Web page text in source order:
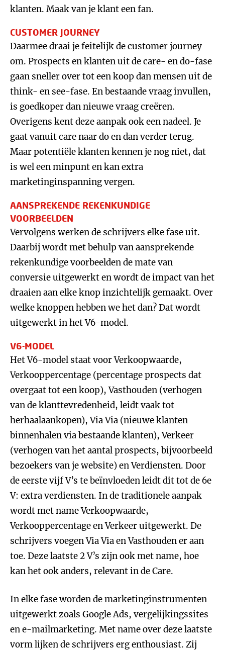
klanten. Maak van je klant een fan.
CUSTOMER JOURNEY
Daarmee draai je feitelijk de customer journey
om. Prospects en klanten uit de care- en do-fase
gaan sneller over tot een koop dan mensen uit de
think- en see-fase. En bestaande vraag invullen,
is goedkoper dan nieuwe vraag creëren.
Overigens kent deze aanpak ook een nadeel. Je
gaat vanuit care naar do en dan verder terug.
Maar potentiële klanten kennen je nog niet, dat
is wel een minpunt en kan extra
marketinginspanning vergen.
AANSPREKENDE REKENKUNDIGE
VOORBEELDEN
Vervolgens werken de schrijvers elke fase uit.
Daarbij wordt met behulp van aansprekende
rekenkundige voorbeelden de mate van
conversie uitgewerkt en wordt de impact van het
draaien aan elke knop inzichtelijk gemaakt. Over
welke knoppen hebben we het dan? Dat wordt
uitgewerkt in het V6-model.
V6-MODEL
Het V6-model staat voor Verkoopwaarde,
Verkooppercentage (percentage prospects dat
overgaat tot een koop), Vasthouden (verhogen
van de klanttevredenheid, leidt vaak tot
herhaalaankopen), Via Via (nieuwe klanten
binnenhalen via bestaande klanten), Verkeer
(verhogen van het aantal prospects, bijvoorbeeld
bezoekers van je website) en Verdiensten. Door
de eerste vijf V’s te beïnvloeden leidt dit tot de 6e
V: extra verdiensten. In de traditionele aanpak
wordt met name Verkoopwaarde,
Verkooppercentage en Verkeer uitgewerkt. De
schrijvers voegen Via Via en Vasthouden er aan
toe. Deze laatste 2 V’s zijn ook met name, hoe
kan het ook anders, relevant in de Care.
In elke fase worden de marketinginstrumenten
uitgewerkt zoals Google Ads, vergelijkingssites
en e-mailmarketing. Met name over deze laatste
vorm lijken de schrijvers erg enthousiast. Zij